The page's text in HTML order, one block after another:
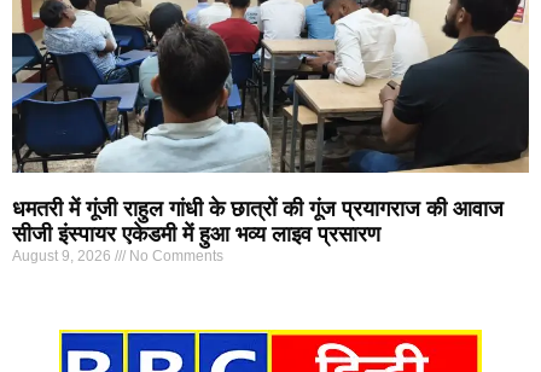
धमतरी में गूंजी राहुल गांधी के छात्रों की गूंज प्रयागराज की आवाज
सीजी इंस्पायर एकेडमी में हुआ भव्य लाइव प्रसारण
August 9, 2026 No Comments